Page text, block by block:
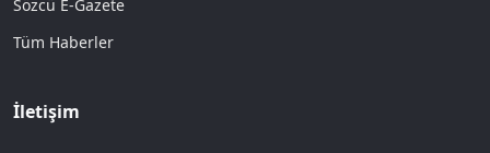
Sözcü E-Gazete
Tüm Haberler
İletişim